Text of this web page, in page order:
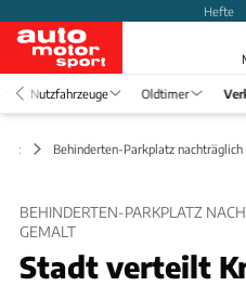
Hefte
Nutzfahrzeuge Oldtimer
Behinderten-Parkplatz
BEHINDERTEN-PARKPLATZ
GEMALT
Stadt verteilt